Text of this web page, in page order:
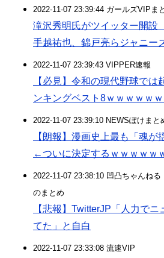
2022-11-07 23:39:44 ガールズVIPま
滝沢秀明氏がツイッター開設
手越祐也、錦戸亮らジャニー
2022-11-07 23:39:43 VIPPER速報
【必見】令和の現代野球では
ンキングベスト8ｗｗｗｗｗ
2022-11-07 23:39:10 NEWSぽけまと
【朗報】漫画史上最も「魂が
←ついに決定するｗｗｗｗｗ
2022-11-07 23:38:10 凹凸ちゃんね
のまとめ
【悲報】TwitterJP「人力で
てた」と自白
2022-11-07 23:33:08 流速VIP